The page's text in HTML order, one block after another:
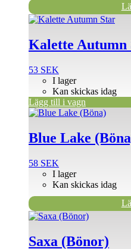
Kalette Autumn
53 SEK
I lager
Kan skickas idag
Lägg till i vagn
Blue Lake
58 SEK
I lager
Kan skickas idag
Saxa (Bönor)